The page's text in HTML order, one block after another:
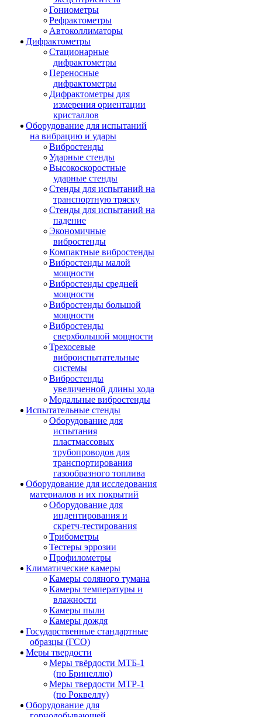
Гониометры
Рефрактометры
Автоколлиматоры
Дифрактометры
Стационарные
дифрактометры
Переносные
дифрактометры
Дифрактометры для
измерения ориентации
кристаллов
Оборудование для испытаний
на вибрацию и удары
Вибростенды
Ударные стенды
Высокоскоростные
ударные стенды
Стенды для испытаний на
транспортную тряску
Стенды для испытаний на
падение
Экономичные
вибростенды
Компактные вибростенды
Вибростенды малой
мощности
Вибростенды средней
мощности
Вибростенды большой
мощности
Вибростенды
сверхбольшой мощности
Трехосевые
виброиспытательные
системы
Вибростенды
увеличенной длины хода
Модальные вибростенды
Испытательные стенды
Оборудование для
испытания
пластмассовых
трубопроводов для
транспортирования
газообразного топлива
Оборудование для исследования
материалов и их покрытий
Оборудование для
индентирования и
скретч-тестирования
Трибометры
Тестеры эррозии
Профилометры
Климатические камеры
Камеры соляного тумана
Камеры температуры и
влажности
Камеры пыли
Камеры дождя
Государственные стандартные
образцы (ГСО)
Меры твердости
Меры твёрдости МТБ-1
(по Бринеллю)
Меры твердости МТР-1
(по Роквеллу)
Оборудование для